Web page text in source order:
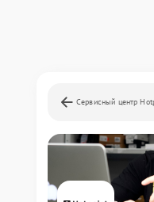
Сервисный центр